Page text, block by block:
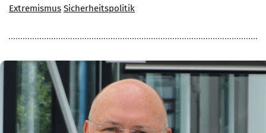
Extremismus Sicherheitspolitik